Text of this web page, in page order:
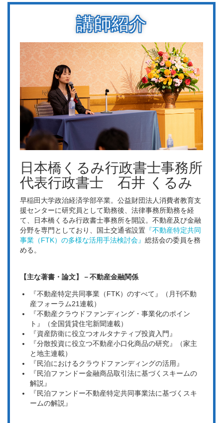
講師紹介
日本橋くるみ行政書士事務所
代表行政書士 石井 くるみ
早稲田大学政治経済学部卒業。公益財団法人消費者教育支
援センターに研究員として勤務後、法律事務所勤務を経
て、日本橋くるみ行政書士事務所を開設。不動産及び金融
分野を専門としており、国土交通省設置 『不動産特定共同
事業（FTK）の多様な活用手法検討会』 総括会の委員を務
める。
【主な著書・論文】－不動産金融関係
『不動産特定共同事業（FTK）のすべて』（月刊不動
産フォーラム21連載）
『不動産クラウドファンディング・事業化のポイン
ト』（全国賃貸住宅新聞連載）
『資産防衛に役立つオルタナティブ投資入門』
『分散投資に役立つ不動産小口化商品の研究』（家主
と地主連載）
『民泊におけるクラウドファンディングの活用』
『民泊ファンドー金融商品取引法に基づくスキームの
解説』
『民泊ファンドー不動産特定共同事業法に基づくスキ
ームの解説』